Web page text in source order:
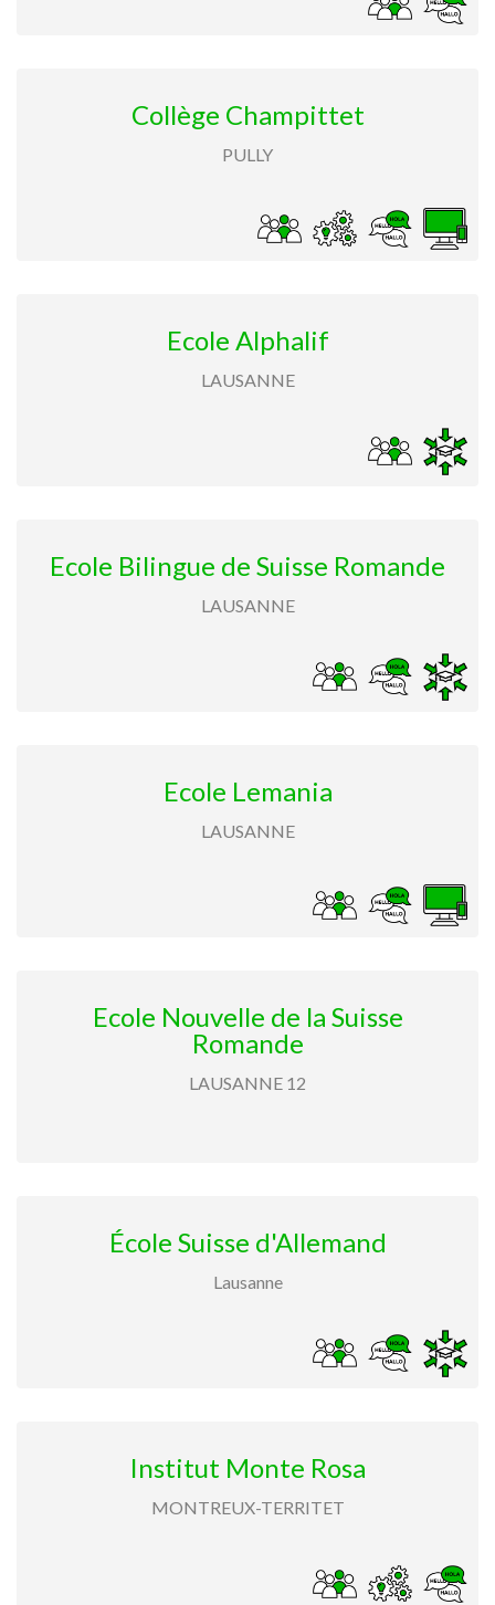
Collège Champittet
PULLY
Ecole Alphalif
LAUSANNE
Ecole Bilingue de Suisse Romande
LAUSANNE
Ecole Lemania
LAUSANNE
Ecole Nouvelle de la Suisse
Romande
LAUSANNE 12
École Suisse d'Allemand
Lausanne
Institut Monte Rosa
MONTREUX-TERRITET